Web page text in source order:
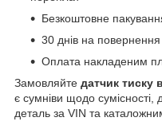
Безкоштовне
30 днів на
Оплата накладеним
Замовляйте датчик тиску
є сумніви щодо
деталь за VIN та